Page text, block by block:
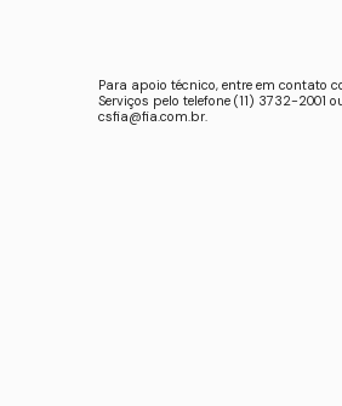
Para apoio técnico, entre em contato
Serviços pelo telefone (11) 3732-2001
csfia@fia.com.br.